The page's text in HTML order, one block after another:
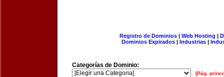
Registro de Dominios| Web Hosting |
Dominios Expirados | Industrias |
Categorías de Dominio:
[Pág.